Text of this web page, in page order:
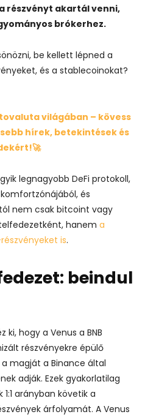
részvényt akartál venni,
brókerhez.
be kellett lépned a
és a stablecoinokat?
világában – kövess
hírek, betekintések és
legnagyobb DeFi protokoll,
és
nem csak bitcoint vagy
hanem a
is.
beindul
ki, hogy a Venus a BNB
részvényekre épülő
magját a Binance által
adják. Ezek gyakorlatilag
arányban követik a
árfolyamát. A Venus